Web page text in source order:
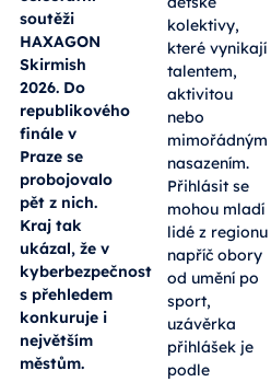
soutěži
HAXAGON
Skirmish
2026. Do
republikového
finále v
Praze se
probojovalo
pět z nich.
Kraj tak
ukázal, že v
kyberbezpečnosti
s přehledem
konkuruje i
největším
městům.
kolektivy,
které vynikají
talentem,
aktivitou
nebo
mimořádným
nasazením.
Přihlásit se
mohou mladí
lidé z regionu
napříč obory
od umění po
sport,
uzávěrka
přihlášek je
podle